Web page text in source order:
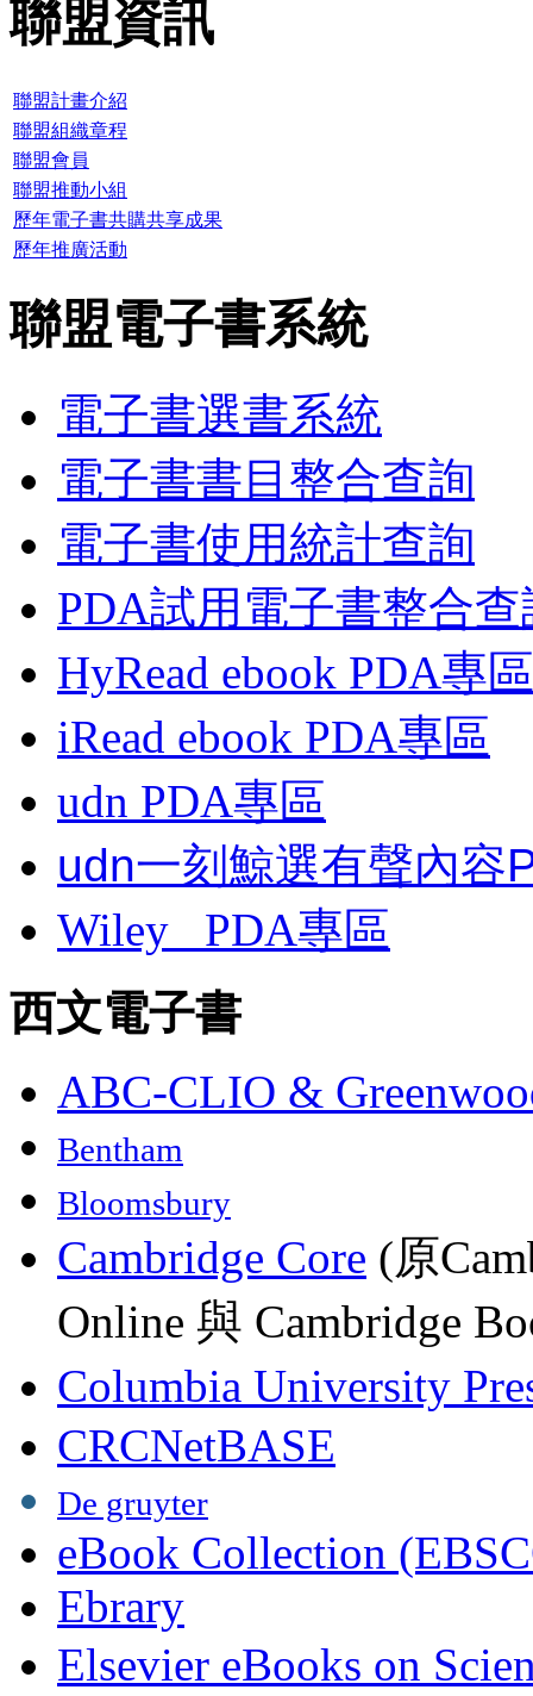
聯盟資訊
聯盟計畫介紹
聯盟組織章程
聯盟會員
聯盟推動小組
歷年電子書共購共享成果
歷年推廣活動
聯盟電子書系統
電子書選書系統
電子書書目整合查詢
電子書使用統計查詢
PDA試用電子書整合查
HyRead ebook PDA專區
iRead ebook PDA專區
udn PDA專區
udn一刻鯨選有聲內容
Wiley
PDA專區
西文電子書
ABC-CLIO &
Bentham
Bloomsbury
Cambridge Core (原
Online 與 Cambridge
Columbia University
CRCNetBASE
De gruyter
eBook Collection
Ebrary
Elsevier eBooks on